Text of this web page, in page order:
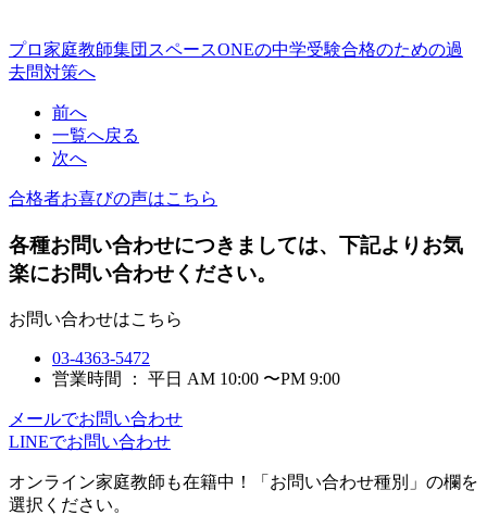
プロ家庭教師集団スペースONEの中学受験合格のための過
去問対策へ
前へ
一覧へ戻る
次へ
合格者お喜びの声はこちら
各種お問い合わせにつきましては、下記よりお気
楽にお問い合わせください。
お問い合わせはこちら
03-4363-5472
営業時間 ： 平日 AM 10:00 〜PM 9:00
メールでお問い合わせ
LINEでお問い合わせ
オンライン家庭教師 も在籍中！「お問い合わせ種別」の欄を
選択ください。